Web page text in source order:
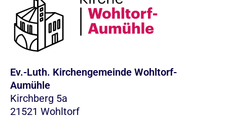
Ev.-Luth. Kirchengemeinde Wohltorf-
Aumühle
Kirchberg 5a
21521 Wohltorf